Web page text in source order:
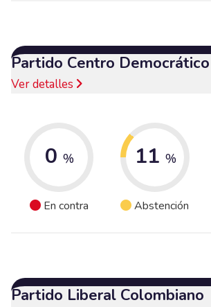
Partido Centro Democrático
Ver detalles
0 %
En contra
11 %
Abstención
Partido Liberal Colombiano